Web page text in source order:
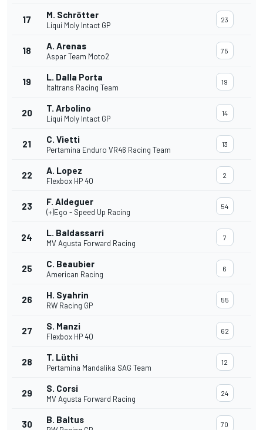
17 M. Schrötter
Liqui Moly Intact GP
23
18 A. Arenas
Aspar Team Moto2
75
19 L. Dalla Porta
Italtrans Racing Team
19
20 T. Arbolino
Liqui Moly Intact GP
14
21 C. Vietti
Pertamina Enduro VR46 Racing Team
13
22 A. Lopez
Flexbox HP 40
2
23 F. Aldeguer
(+)Ego - Speed Up Racing
54
24 L. Baldassarri
MV Agusta Forward Racing
7
25 C. Beaubier
American Racing
6
26 H. Syahrin
RW Racing GP
55
27 S. Manzi
Flexbox HP 40
62
28 T. Lüthi
Pertamina Mandalika SAG Team
12
29 S. Corsi
MV Agusta Forward Racing
24
30 B. Baltus 70